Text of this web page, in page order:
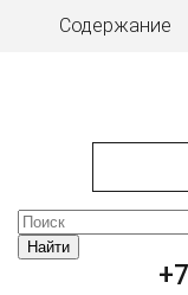
Содержание